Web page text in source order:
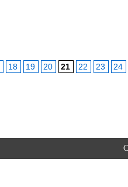
18 19 20 21 22 23
24